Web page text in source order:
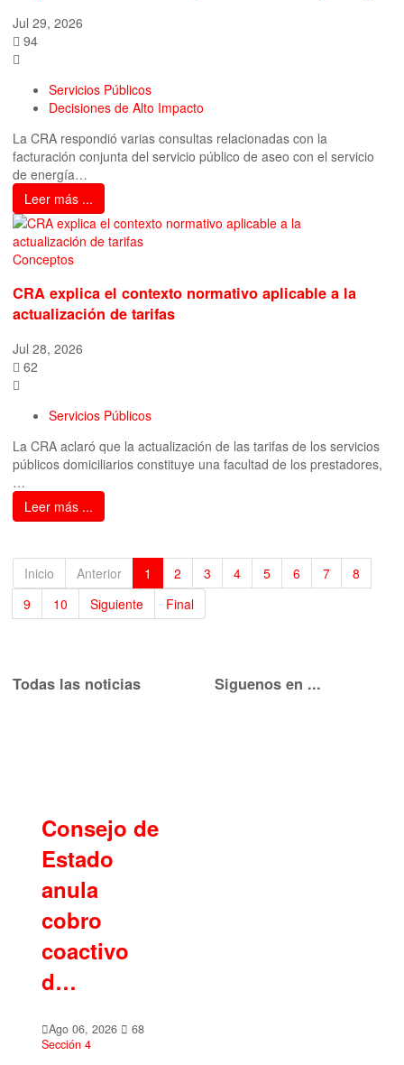
Jul 29, 2026
94
Servicios Públicos
Decisiones de Alto Impacto
La CRA respondió varias consultas relacionadas con la
facturación conjunta del servicio público de aseo con el servicio
de energía…
Leer más ...
Conceptos
CRA explica el contexto normativo aplicable a la
actualización de tarifas
Jul 28, 2026
62
Servicios Públicos
La CRA aclaró que la actualización de las tarifas de los servicios
públicos domiciliarios constituye una facultad de los prestadores,
…
Leer más ...
Inicio Anterior 1 2 3 4 5 6 7
8
9
10 Siguiente Final
Todas las noticias
Consejo de
Estado
anula
cobro
coactivo
d…
Ago 06, 2026
68
Sección 4
Siguenos en ...